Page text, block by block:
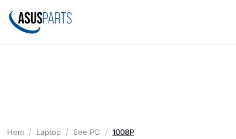
Hem Laptop Eee PC 1008P